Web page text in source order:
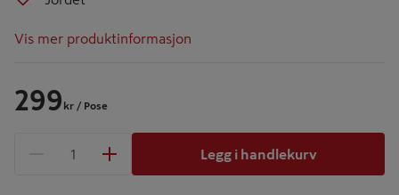
Vis mer produktinformasjon
299 kr / Pose
1 produkter
Legg i handlekurv